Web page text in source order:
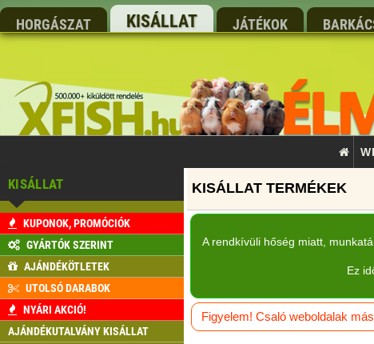
HORGÁSZAT KISÁLLAT JÁTÉKOK
KISÁLLAT
KUPONOK, PROMÓCIÓK
GYÁRTÓK SZERINT
AJÁNDÉKÖTLETEK
UTOLSÓ DARABOK
NYÁRI AKCIÓ!
AJÁNDÉKUTALVÁNY KISÁLLAT
A rendkívüli hőség miatt,
Ez
Figyelem! Csaló weboldalak